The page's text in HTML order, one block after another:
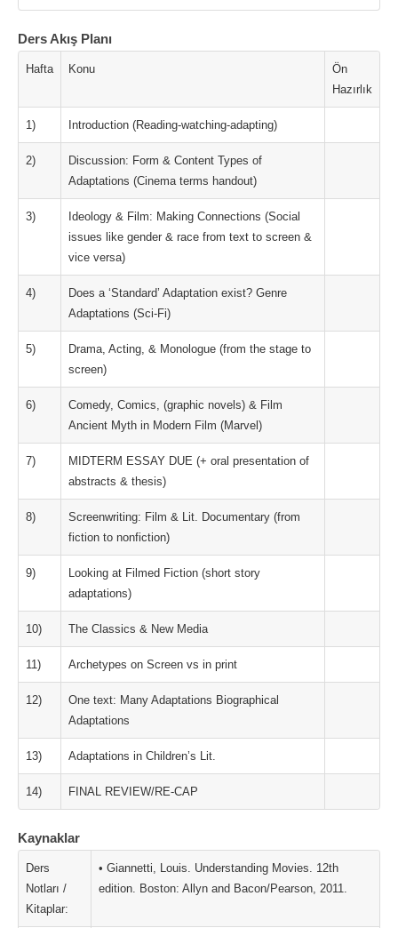
Ders Akış Planı
Hafta Konu
Ön
Hazırlık
1) Introduction (Reading-watching-adapting)
2)
Discussion: Form & Content Types of
Adaptations (Cinema terms handout)
3)
Ideology & Film: Making Connections (Social
issues like gender & race from text to screen &
vice versa)
4)
Does a ‘Standard’ Adaptation exist? Genre
Adaptations (Sci-Fi)
5)
Drama, Acting, & Monologue (from the stage to
screen)
6)
Comedy, Comics, (graphic novels) & Film
Ancient Myth in Modern Film (Marvel)
7)
MIDTERM ESSAY DUE (+ oral presentation of
abstracts & thesis)
8)
Screenwriting: Film & Lit. Documentary (from
fiction to nonfiction)
9)
Looking at Filmed Fiction (short story
adaptations)
10) The Classics & New Media
11) Archetypes on Screen vs in print
12)
One text: Many Adaptations Biographical
Adaptations
13) Adaptations in Children’s Lit.
14) FINAL REVIEW/RE-CAP
Kaynaklar
Ders
Notları /
Kitaplar:
• Giannetti, Louis. Understanding Movies. 12th
edition. Boston: Allyn and Bacon/Pearson, 2011.